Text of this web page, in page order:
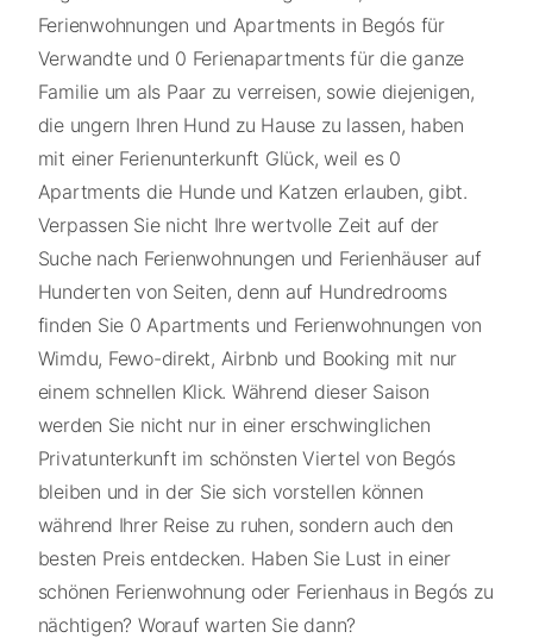
Ferienwohnungen und Apartments in Begós für
Verwandte und 0 Ferienapartments für die ganze
Familie um als Paar zu verreisen, sowie diejenigen,
die ungern Ihren Hund zu Hause zu lassen, haben
mit einer Ferienunterkunft Glück, weil es 0
Apartments die Hunde und Katzen erlauben, gibt.
Verpassen Sie nicht Ihre wertvolle Zeit auf der
Suche nach Ferienwohnungen und Ferienhäuser auf
Hunderten von Seiten, denn auf Hundredrooms
finden Sie 0 Apartments und Ferienwohnungen von
Wimdu, Fewo-direkt, Airbnb und Booking mit nur
einem schnellen Klick. Während dieser Saison
werden Sie nicht nur in einer erschwinglichen
Privatunterkunft im schönsten Viertel von Begós
bleiben und in der Sie sich vorstellen können
während Ihrer Reise zu ruhen, sondern auch den
besten Preis entdecken. Haben Sie Lust in einer
schönen Ferienwohnung oder Ferienhaus in Begós zu
nächtigen? Worauf warten Sie dann?